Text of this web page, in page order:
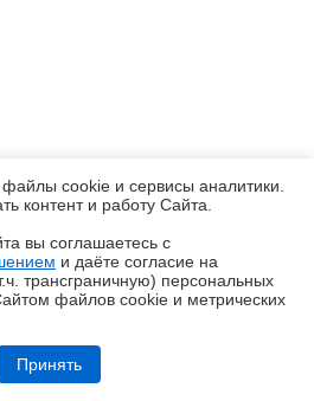
изящный планшет
cookie и сервисы аналитики.
контент и работу Cайта.
вы соглашаетесь с
и даёте согласие на
трансграничную) персональных
файлов cookie и метрических
Принять